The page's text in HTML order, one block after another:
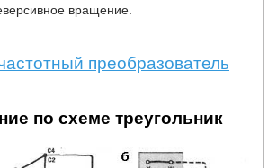
вращение.
преобразователь
по схеме треугольник